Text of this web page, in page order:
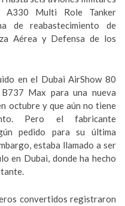
A330 Multi Role Tanker
de reabastecimiento de
Aérea y Defensa de los
en el Dubai AirShow 80
Max para una nueva
octubre y que aún no tiene
Pero el fabricante
pedido para su última
estaba llamado a ser
en Dubai, donde ha hecho
convertidos registraron